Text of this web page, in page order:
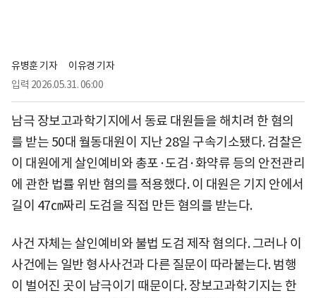
유병훈 기자
이유경 기자
입력 2026.05.31. 06:00
남극 장보고과학기지에서 동료 대원들을 해치려 한 혐의
를 받는 50대 월동대원이 지난 28일 구속기소됐다. 검찰은
이 대원에게 살인예비와 총포·도검·화약류 등의 안전관리
에 관한 법률 위반 혐의를 적용했다. 이 대원은 기지 안에서
길이 47㎝짜리 도검을 직접 만든 혐의를 받는다.
사건 자체는 살인예비와 불법 도검 제작 혐의다. 그러나 이
사건에는 일반 형사사건과 다른 질문이 따라붙는다. 범행
이 벌어진 곳이 남극이기 때문이다. 장보고과학기지는 한